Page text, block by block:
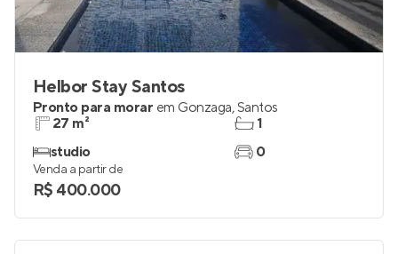
Helbor Stay Santos
Pronto para morar em Gonzaga,Santos
27 m²
studio
1
0
Venda a partir de
R$ 400.000